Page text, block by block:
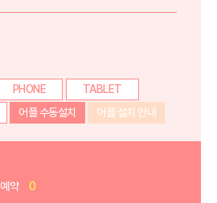
PHONE
TABLET
어플 수동설치 어플 설치 안내
예약 0